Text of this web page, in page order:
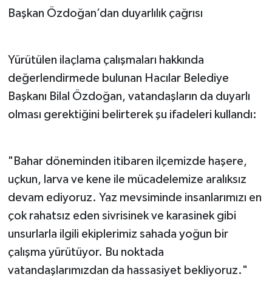
Başkan Özdoğan’dan duyarlılık çağrısı
Yürütülen ilaçlama çalışmaları hakkında
değerlendirmede bulunan Hacılar Belediye
Başkanı Bilal Özdoğan, vatandaşların da duyarlı
olması gerektiğini belirterek şu ifadeleri kullandı:
"Bahar döneminden itibaren ilçemizde haşere,
uçkun, larva ve kene ile mücadelemize aralıksız
devam ediyoruz. Yaz mevsiminde insanlarımızı en
çok rahatsız eden sivrisinek ve karasinek gibi
unsurlarla ilgili ekiplerimiz sahada yoğun bir
çalışma yürütüyor. Bu noktada
vatandaşlarımızdan da hassasiyet bekliyoruz."